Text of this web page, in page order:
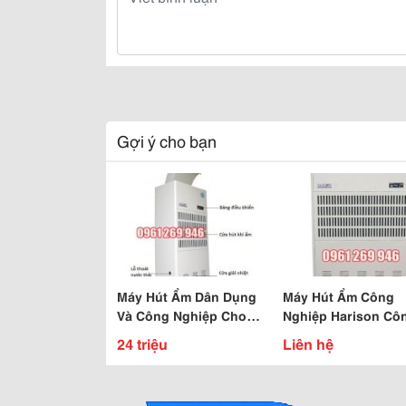
Gợi ý cho bạn
Máy Hút Ẩm Dân Dụng
Và Công Nghiệp Cho
Kho Bảo Quản, Kho
Dược Liệu, Kho Thành
24 triệu
Máy Hút Ẩm Công
Nghiệp Harison
Suất 504L/ Ngày
Kho Bảo Quản, Kho
Liên hệ